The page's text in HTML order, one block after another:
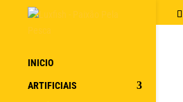
INICIO
ARTIFICIAIS